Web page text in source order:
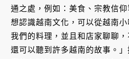
通之處，例如：美食、宗教信
想認識越南文化，可以從越南
我們的料理，並且和店家聊聊，
還可以聽到許多越南的故事。